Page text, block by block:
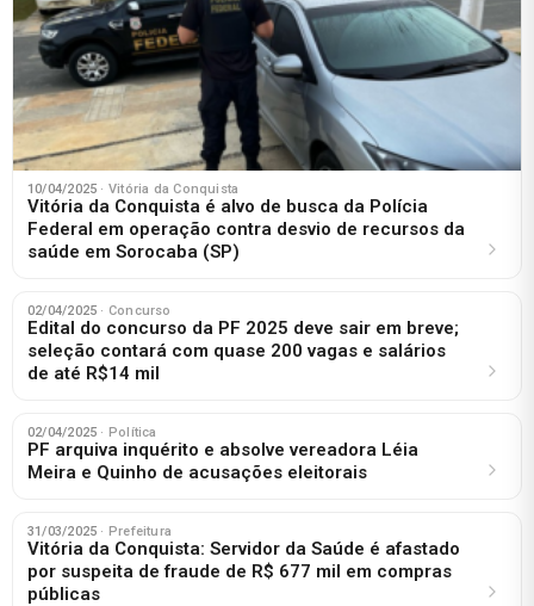
10/04/2025 · Vitória da Conquista
Vitória da Conquista é alvo de busca da Polícia
Federal em operação contra desvio de recursos da
saúde em Sorocaba (SP)
02/04/2025 · Concurso
Edital do concurso da PF 2025 deve sair em breve;
seleção contará com quase 200 vagas e salários
de até R$14 mil
02/04/2025 · Política
PF arquiva inquérito e absolve vereadora Léia
Meira e Quinho de acusações eleitorais
31/03/2025 · Prefeitura
Vitória da Conquista: Servidor da Saúde é afastado
por suspeita de fraude de R$ 677 mil em compras
públicas